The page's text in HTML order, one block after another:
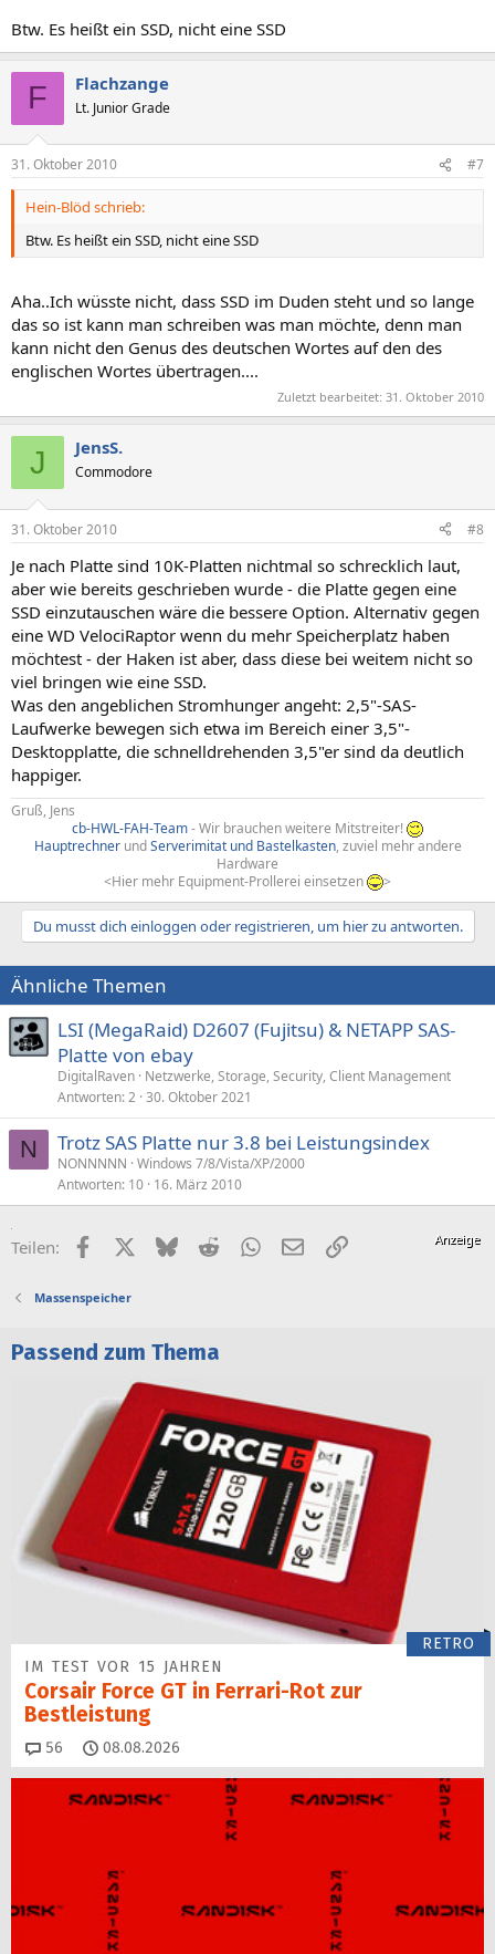
Btw. Es heißt ein SSD, nicht eine SSD
F Flachzange
Lt. Junior Grade
31. Oktober 2010 #7
Hein-Blöd schrieb:
Btw. Es heißt ein SSD, nicht eine SSD
Aha..Ich wüsste nicht, dass SSD im Duden steht und so lange
das so ist kann man schreiben was man möchte, denn man
kann nicht den Genus des deutschen Wortes auf den des
englischen Wortes übertragen....
Zuletzt bearbeitet: 31. Oktober 2010
J JensS.
Commodore
31. Oktober 2010 #8
Je nach Platte sind 10K-Platten nichtmal so schrecklich laut,
aber wie bereits geschrieben wurde - die Platte gegen eine
SSD einzutauschen wäre die bessere Option. Alternativ gegen
eine WD VelociRaptor wenn du mehr Speicherplatz haben
möchtest - der Haken ist aber, dass diese bei weitem nicht so
viel bringen wie eine SSD.
Was den angeblichen Stromhunger angeht: 2,5"-SAS-
Laufwerke bewegen sich etwa im Bereich einer 3,5"-
Desktopplatte, die schnelldrehenden 3,5"er sind da deutlich
happiger.
Gruß, Jens
cb-HWL-FAH-Team- Wir brauchen weitere Mitstreiter!
HauptrechnerundServerimitat und Bastelkasten, zuviel mehr andere
Hardware
<Hier mehr Equipment-Prollerei einsetzen
>​
Du musst dich einloggen oder registrieren, um hier zu antworten.
Ähnliche Themen
LSI (MegaRaid) D2607 (Fujitsu) & NETAPP SAS-
Platte von ebay
DigitalRaven Netzwerke, Storage, Security, Client Management
Antworten 2 30. Oktober 2021
N Trotz SAS Platte nur 3.8 bei Leistungsindex
NONNNNN Windows 7/8/Vista/XP/2000
Antworten 10 16. März 2010
Teilen: FacebookX (Twitter)
BlueskyRedditWhatsApp
E-MailLink
Massenspeicher
Passend zum Thema
RETRO
IM TEST VOR 15 JAHREN
Corsair Force GT in Ferrari-Rot zur
Bestleistung
56 Kommentare
08.08.2026